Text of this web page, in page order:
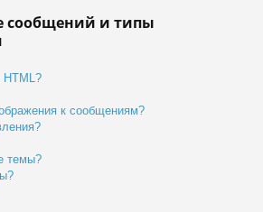
сообщений и типы
HTML?
к сообщениям?
темы?